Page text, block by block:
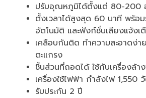
ปรับอุณหภูมิได้ตั้งแต่ 80-200
ตั้งเวลาได้สูงสุด 60 นาที พร้อ
อัตโนมัติ และฟังก์ชั่นเสียงแจ้งเ
เคลือบกันติด ทำความสะอาดง่า
ตะแกรง
ชิ้นส่วนที่ถอดได้ ใช้กับเครื่องล้า
เครื่องใช้ไฟฟ้า กำลังไฟ 1,550
รับประกัน 2 ปี